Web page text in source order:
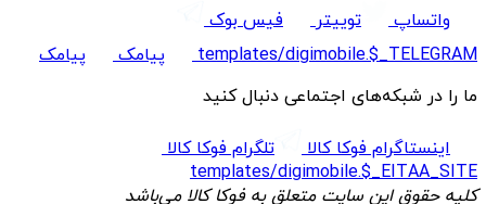
واتساپ
توییتر
فیس بوک
templates/digimobile.$_TELEGRAM
پیامک
پیامک
ما را در شبکه‌های اجتماعی دنبال کنید
اینستاگرام فوکا کالا
تلگرام فوکا کالا
templates/digimobile.$_EITAA_SITE
کلیه حقوق این سایت متعلق به فوکا کالا می‌باشد